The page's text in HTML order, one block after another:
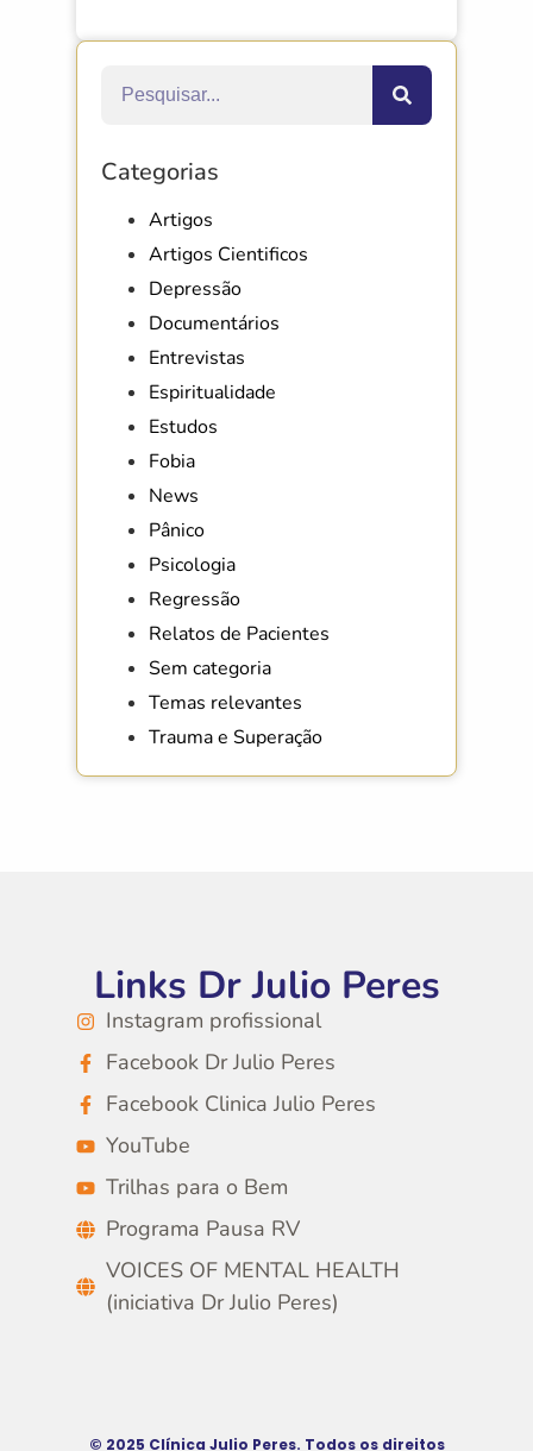
Categorias
Artigos
Artigos Cientificos
Depressão
Documentários
Entrevistas
Espiritualidade
Estudos
Fobia
News
Pânico
Psicologia
Regressão
Relatos de Pacientes
Sem categoria
Temas relevantes
Trauma e Superação
Links Dr Julio Peres
Instagram profissional
Facebook Dr Julio Peres
Facebook Clinica Julio Peres
YouTube
Trilhas para o Bem
Programa Pausa RV
VOICES OF MENTAL HEALTH
(iniciativa Dr Julio Peres)
© 2025 Clínica Julio Peres. Todos os direitos